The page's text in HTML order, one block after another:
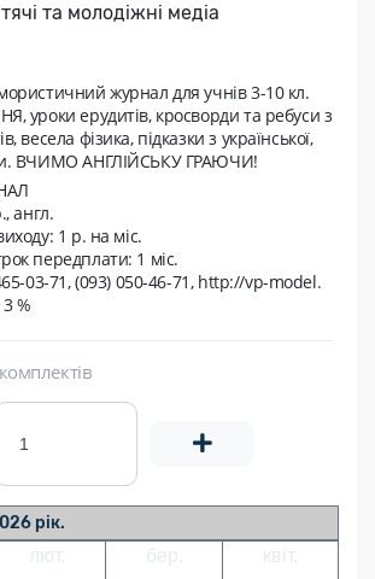
та молодіжні медіа
журнал для учнів 3-10 кл.
уроки ерудитів, кросворди та ребуси з
весела фізика, підказки з української,
ВЧИМО АНГЛІЙСЬКУ ГРАЮЧИ!
англ.
1 р. на мic.
передплати: 1 міс.
03-71, (093) 050-46-71, http://vp-model.
%
рік.